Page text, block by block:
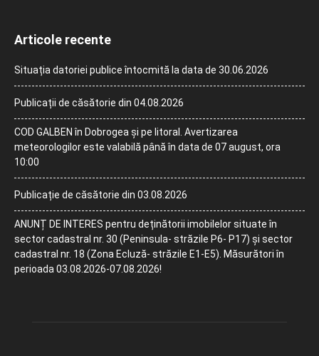
Articole recente
Situația datoriei publice întocmită la data de 30.06.2026
Publicații de căsătorie din 04.08.2026
COD GALBEN în Dobrogea și pe litoral. Avertizarea
meteorologilor este valabilă până în data de 07 august, ora
10:00
Publicație de căsătorie din 03.08.2026
ANUNȚ DE INTERES pentru deținătorii imobilelor situate în
sector cadastral nr. 30 (Peninsula- străzile P6- P17) și sector
cadastral nr. 18 (Zona Ecluză- străzile E1-E5). Măsurători în
perioada 03.08.2026-07.08.2026!